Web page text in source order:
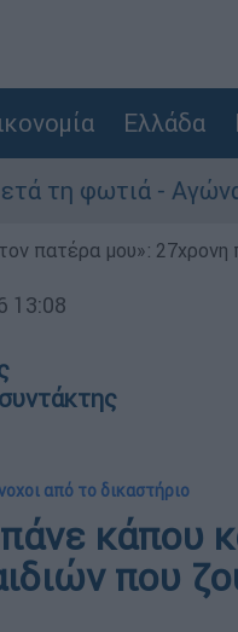
Ελλάδα
- Αγώνας για
πατέρα μου»: 27χρονη
13:08
από το δικαστήριο
κάπου
που